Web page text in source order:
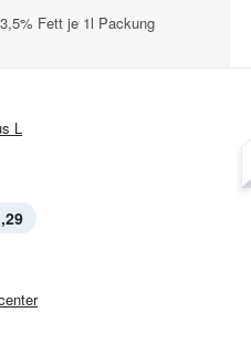
Fett je 1l Packung
L